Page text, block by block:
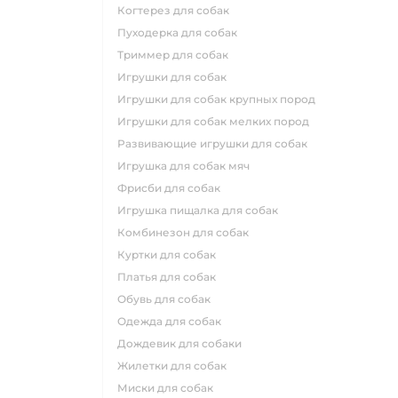
когтерез для собак
пуходерка для собак
триммер для собак
игрушки для собак
игрушки для собак крупных пород
игрушки для собак мелких пород
развивающие игрушки для собак
игрушка для собак мяч
фрисби для собак
игрушка пищалка для собак
комбинезон для собак
куртки для собак
платья для собак
обувь для собак
одежда для собак
дождевик для собаки
жилетки для собак
миски для собак